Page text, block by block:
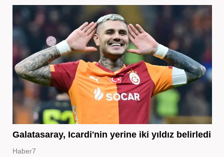
Galatasaray, Icardi'nin yerine iki yıldız belirledi
Haber7